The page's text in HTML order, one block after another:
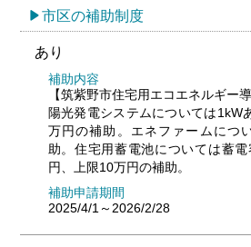
市区の補助制度
あり
補助内容
【筑紫野市住宅用エコエネルギー
陽光発電システムについては1kW
万円の補助。エネファームにつ
助。住宅用蓄電池については蓄
円、上限10万円の補助。
補助申請期間
2025/4/1～2026/2/28